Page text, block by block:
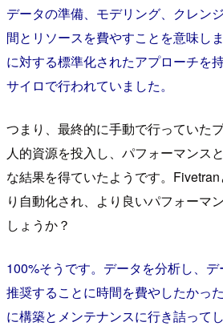
データの準備、モデリング、クレン
間とリソースを費やすことを意味し
に対する標準化されたアプローチを
サイロで行われていました。
つまり、最終的に手動で行っていた
人的資源を投入し、パフォーマンス
な結果を得ていたようです。
り自動化され、より良いパフォーマ
しょうか？
100%そうです。データを分析し、
推奨することに時間を費やしたかっ
に構築とメンテナンスに行き詰って